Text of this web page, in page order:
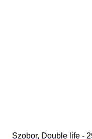
Szobor, Double life -